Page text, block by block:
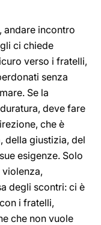
andare incontro
ci chiede
verso i fratelli,
senza
Se la
deve fare
che è
della giustizia, del
esigenze. Solo
degli scontri: ci è
i fratelli,
che non vuole